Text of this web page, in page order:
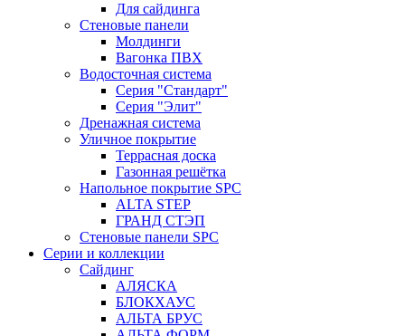
Для сайдинга
Стеновые панели
Молдинги
Вагонка ПВХ
Водосточная система
Серия "Стандарт"
Серия "Элит"
Дренажная система
Уличное покрытие
Террасная доска
Газонная решётка
Напольное покрытие SPC
ALTA STEP
ГРАНД СТЭП
Стеновые панели SPC
Серии и коллекции
Сайдинг
АЛЯСКА
БЛОКХАУС
АЛЬТА БРУС